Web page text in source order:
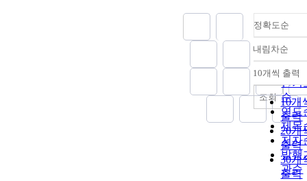
정확도순
정확
순
인기
순
연도
제목
저자
발행
관순
내림차순
내림
10개씩 출력
10개
출력
20개
출력
30개
출력
조회